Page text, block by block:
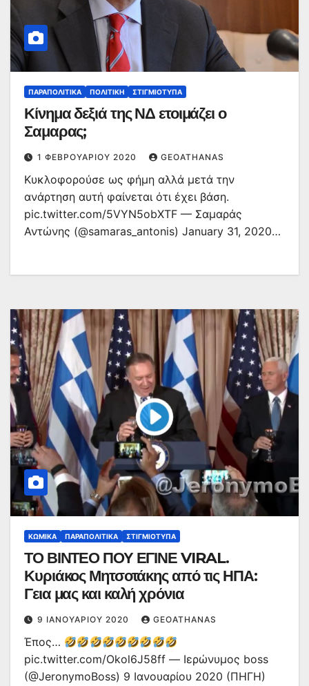
ΠΑΡΑΠΟΛΙΤΙΚΆ ΠΟΛΙΤΙΚΉ ΣΤΙΓΜΙΌΤΥΠΑ
Κίνημα δεξιά της ΝΔ ετοιμάζει ο
Σαμαρας;
1 ΦΕΒΡΟΥΑΡΊΟΥ 2020 GEOATHANAS
Κυκλοφορούσε ως φήμη αλλά μετά την
ανάρτηση αυτή φαίνεται ότι έχει βάση.
pic.twitter.com/5VYN5obXTF — Σαμαράς
Αντώνης (@samaras_antonis) January 31, 2020…
ΚΩΜΙΚΆ ΠΑΡΑΠΟΛΙΤΙΚΆ ΣΤΙΓΜΙΌΤΥΠΑ
ΤΟ ΒΙΝΤΕΟ ΠΟΥ ΕΓΙΝΕ VIRAL.
Κυριάκος Μητσοτάκης από τις ΗΠΑ:
Γεια μας και καλή χρόνια
9 ΙΑΝΟΥΑΡΊΟΥ 2020 GEOATHANAS
Έπος…
pic.twitter.com/Okol6J58ff — Ιερώνυμος boss
(@JeronymoBoss) 9 Ιανουαρίου 2020 (ΠΗΓΗ)